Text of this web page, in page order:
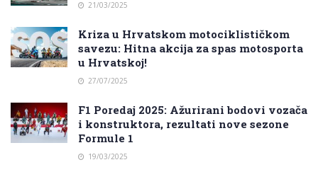
21/03/2025
Kriza u Hrvatskom motociklističkom
savezu: Hitna akcija za spas motosporta
u Hrvatskoj!
27/07/2025
F1 Poredaj 2025: Ažurirani bodovi vozača
i konstruktora, rezultati nove sezone
Formule 1
19/03/2025